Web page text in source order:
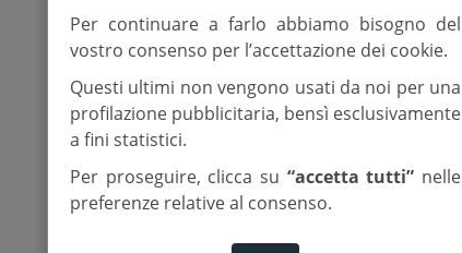
Per continuare a farlo abbiamo bisogno del
vostro consenso per l’accettazione dei cookie.
Questi ultimi non vengono usati da noi per una
profilazione pubblicitaria, bensì esclusivamente
a fini statistici.
Per proseguire, clicca su “accetta tutti” nelle
preferenze relative al consenso.